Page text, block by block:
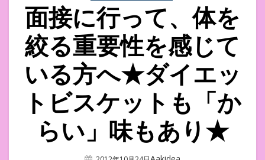
面接に行って、体を
絞る重要性を感じて
いる方へ★ダイエッ
トビスケットも「か
らい」味もあり★